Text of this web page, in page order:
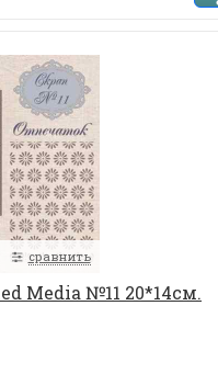
сравнить
Media №11 20*14см.